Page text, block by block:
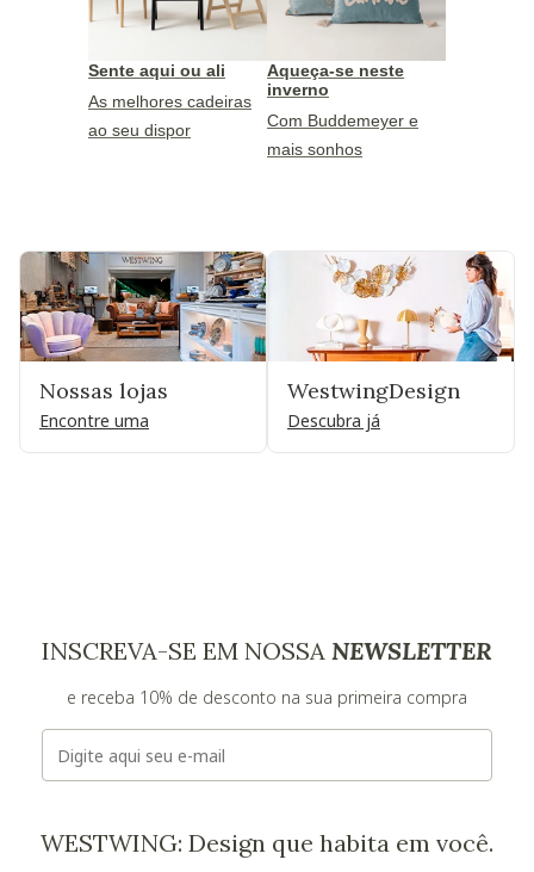
Sente aqui ou ali
As melhores cadeiras
ao seu dispor
Aqueça-se neste
inverno
Com Buddemeyer e
mais sonhos
Nossas lojas
Encontre uma
WestwingDesign
Descubra já
INSCREVA-SE EM NOSSA NEWSLETTER
e receba 10% de desconto na sua primeira compra
WESTWING: Design que habita em você.